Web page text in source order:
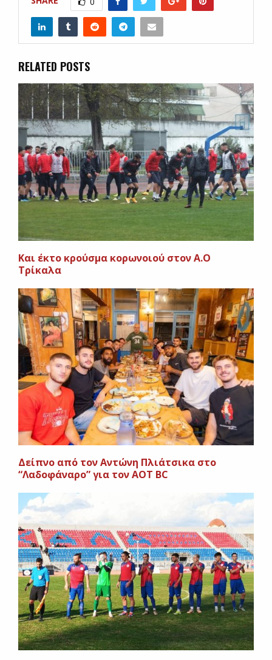
RELATED POSTS
Και έκτο κρούσμα κορωνοιού στον Α.Ο
Τρίκαλα
Δείπνο από τον Αντώνη Πλιάτσικα στο
“Λαδοφάναρο” για τον ΑΟΤ BC